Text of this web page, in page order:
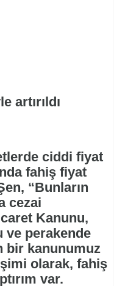
artırıldı
ciddi fiyat
fahiş fiyat
“Bunların
cezai
Kanunu,
ve perakende
bir kanunumuz
olarak, fahiş
var.